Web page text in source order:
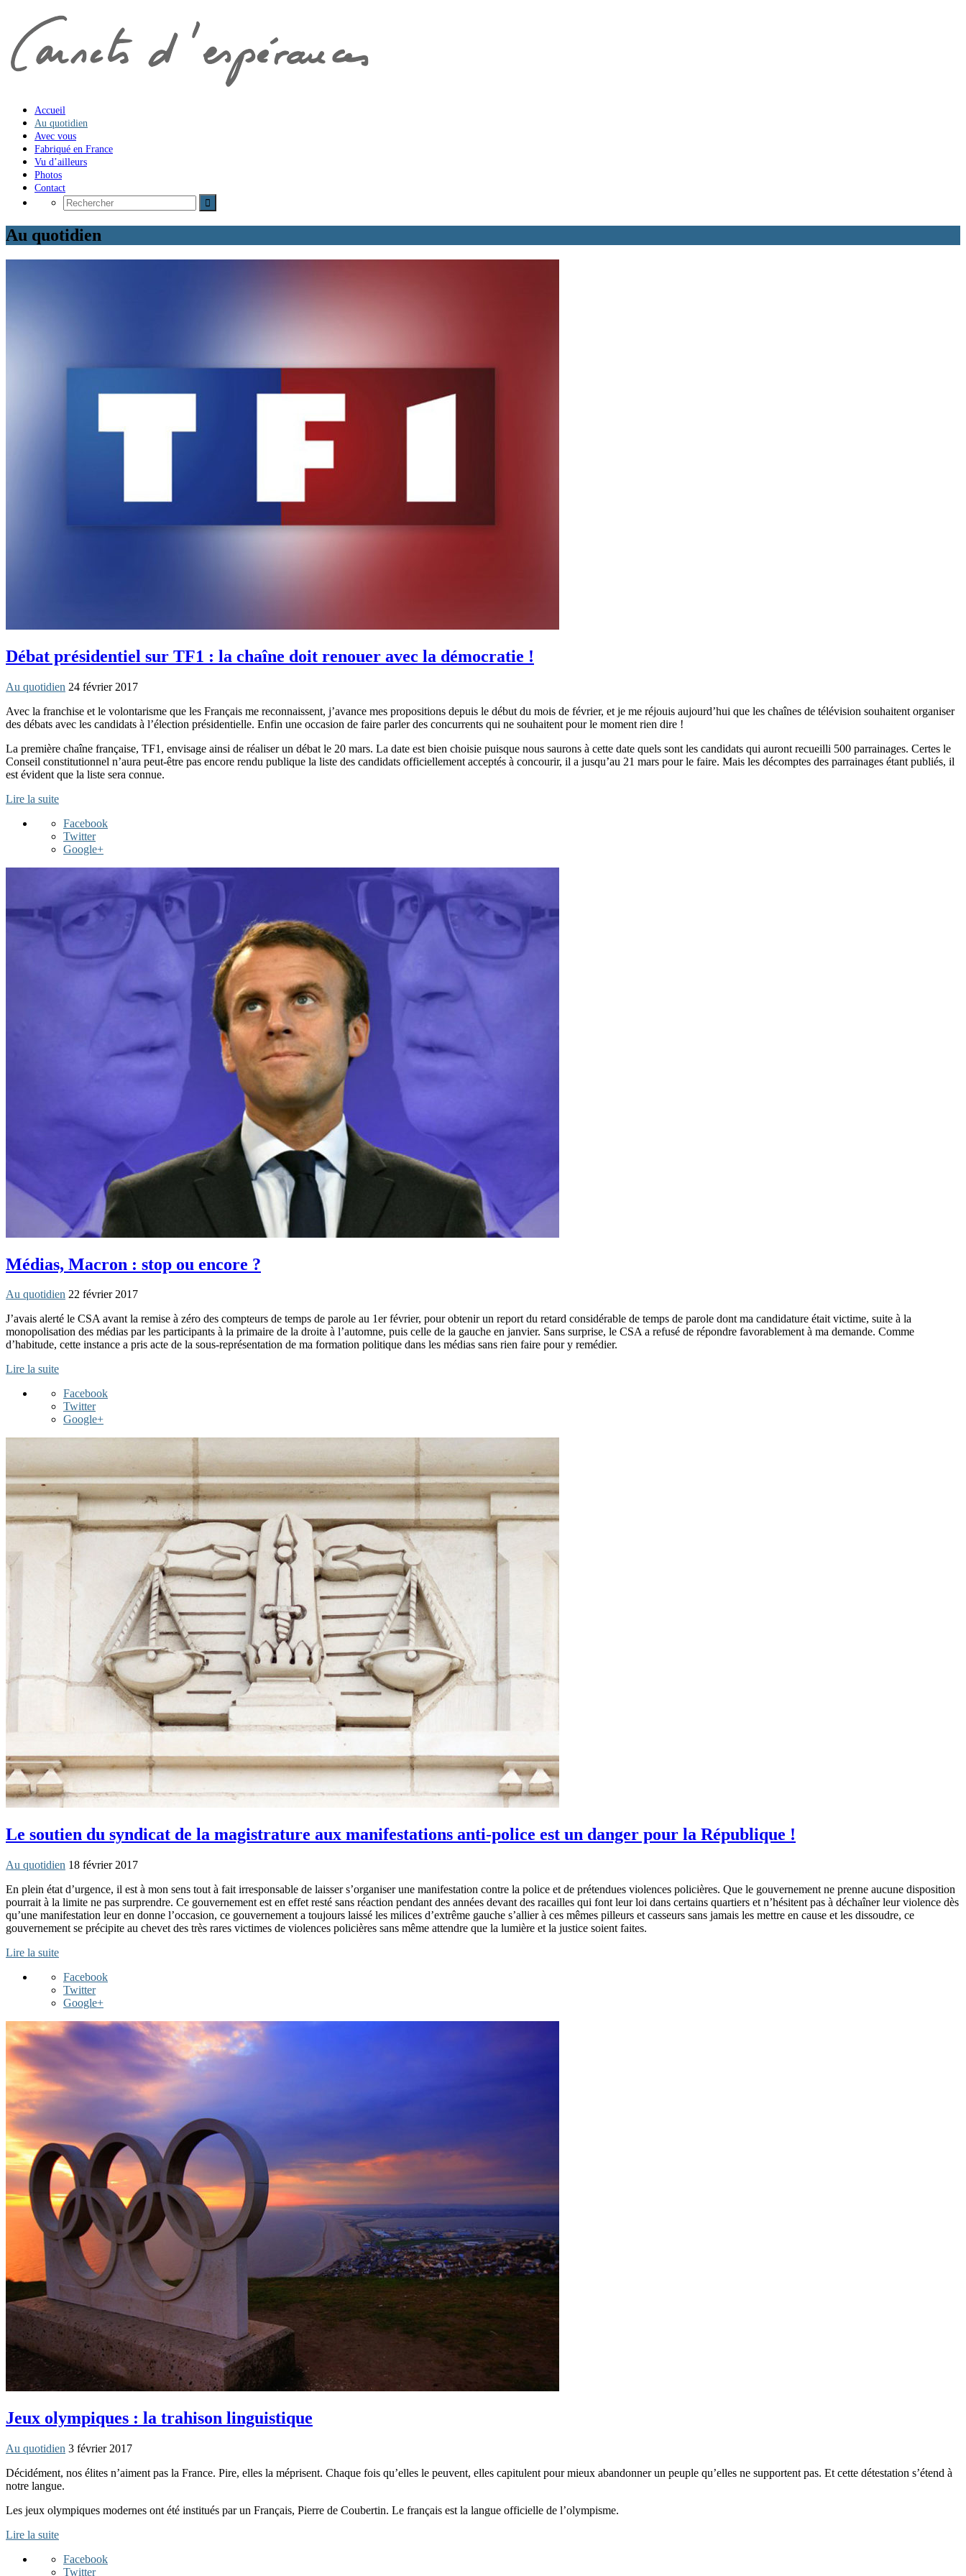
Accueil
Au quotidien
Avec vous
Fabriqué en France
Vu d’ailleurs
Photos
Contact
Au quotidien
Débat présidentiel sur TF1 : la chaîne doit renouer avec la démocratie !
Au quotidien 24 février 2017
Avec la franchise et le volontarisme que les Français me reconnaissent, j’avance mes propositions depuis le début du mois de février, et je me réjouis aujourd’hui que les chaînes de télévision souhaitent organiser
des débats avec les candidats à l’élection présidentielle. Enfin une occasion de faire parler des concurrents qui ne souhaitent pour le moment rien dire !
La première chaîne française, TF1, envisage ainsi de réaliser un débat le 20 mars. La date est bien choisie puisque nous saurons à cette date quels sont les candidats qui auront recueilli 500 parrainages. Certes le
Conseil constitutionnel n’aura peut-être pas encore rendu publique la liste des candidats officiellement acceptés à concourir, il a jusqu’au 21 mars pour le faire. Mais les décomptes des parrainages étant publiés, il
est évident que la liste sera connue.
Lire la suite
Facebook
Twitter
Google+
Médias, Macron : stop ou encore ?
Au quotidien 22 février 2017
J’avais alerté le CSA avant la remise à zéro des compteurs de temps de parole au 1er février, pour obtenir un report du retard considérable de temps de parole dont ma candidature était victime, suite à la
monopolisation des médias par les participants à la primaire de la droite à l’automne, puis celle de la gauche en janvier. Sans surprise, le CSA a refusé de répondre favorablement à ma demande. Comme
d’habitude, cette instance a pris acte de la sous-représentation de ma formation politique dans les médias sans rien faire pour y remédier.
Lire la suite
Facebook
Twitter
Google+
Le soutien du syndicat de la magistrature aux manifestations anti-police est un danger pour la République !
Au quotidien 18 février 2017
En plein état d’urgence, il est à mon sens tout à fait irresponsable de laisser s’organiser une manifestation contre la police et de prétendues violences policières. Que le gouvernement ne prenne aucune disposition
pourrait à la limite ne pas surprendre. Ce gouvernement est en effet resté sans réaction pendant des années devant des racailles qui font leur loi dans certains quartiers et n’hésitent pas à déchaîner leur violence dès
qu’une manifestation leur en donne l’occasion, ce gouvernement a toujours laissé les milices d’extrême gauche s’allier à ces mêmes pilleurs et casseurs sans jamais les mettre en cause et les dissoudre, ce
gouvernement se précipite au chevet des très rares victimes de violences policières sans même attendre que la lumière et la justice soient faites.
Lire la suite
Facebook
Twitter
Google+
Jeux olympiques : la trahison linguistique
Au quotidien 3 février 2017
Décidément, nos élites n’aiment pas la France. Pire, elles la méprisent. Chaque fois qu’elles le peuvent, elles capitulent pour mieux abandonner un peuple qu’elles ne supportent pas. Et cette détestation s’étend à
notre langue.
Les jeux olympiques modernes ont été institués par un Français, Pierre de Coubertin. Le français est la langue officielle de l’olympisme.
Lire la suite
Facebook
Twitter